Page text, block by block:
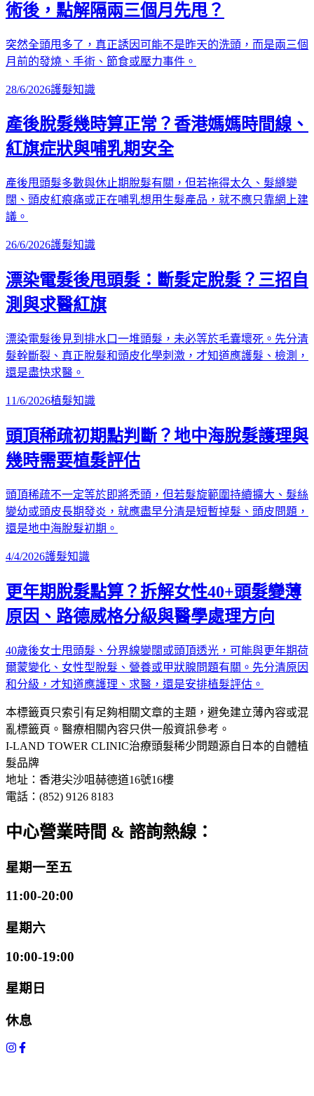
術後，點解隔兩三個月先甩？
突然全頭甩多了，真正誘因可能不是昨天的洗頭，而是兩三個
月前的發燒、手術、節食或壓力事件。
28/6/2026護髮知識
產後脫髮幾時算正常？香港媽媽時間線、
紅旗症狀與哺乳期安全
產後甩頭髮多數與休止期脫髮有關，但若拖得太久、髮縫變
闊、頭皮紅痕痛或正在哺乳想用生髮產品，就不應只靠網上建
議。
26/6/2026護髮知識
漂染電髮後甩頭髮：斷髮定脫髮？三招自
測與求醫紅旗
漂染電髮後見到排水口一堆頭髮，未必等於毛囊壞死。先分清
髮幹斷裂、真正脫髮和頭皮化學刺激，才知道應護髮、檢測，
還是盡快求醫。
11/6/2026植髮知識
頭頂稀疏初期點判斷？地中海脫髮護理與
幾時需要植髮評估
頭頂稀疏不一定等於即將禿頭，但若髮旋範圍持續擴大、髮絲
變幼或頭皮長期發炎，就應盡早分清是短暫掉髮、頭皮問題，
還是地中海脫髮初期。
4/4/2026護髮知識
更年期脫髮點算？拆解女性40+頭髮變薄
原因、路德威格分級與醫學處理方向
40歲後女士甩頭髮、分界線變闊或頭頂透光，可能與更年期荷
爾蒙變化、女性型脫髮、營養或甲狀腺問題有關。先分清原因
和分級，才知道應護理、求醫，還是安排植髮評估。
本標籤頁只索引有足夠相關文章的主題，避免建立薄內容或混
亂標籤頁。醫療相關內容只供一般資訊參考。
I-LAND TOWER CLINIC治療頭髮稀少問題源自日本的自體植
髮品牌
地址：香港尖沙咀赫德道16號16樓
電話：(852) 9126 8183
中心營業時間 & 諮詢熱線：
星期一至五
11:00-20:00
星期六
10:00-19:00
星期日
休息